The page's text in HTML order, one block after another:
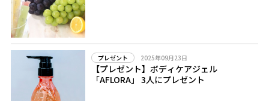
プレゼント 2025年09月23日
【プレゼント】ボディケアジェル
「AFLORA」 3人にプレゼント